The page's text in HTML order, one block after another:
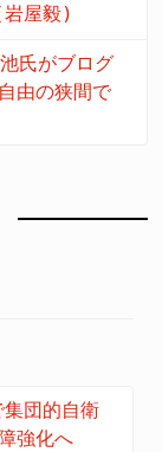
屋毅)
氏がブログ
由の狭間で
団的自衛
強化へ